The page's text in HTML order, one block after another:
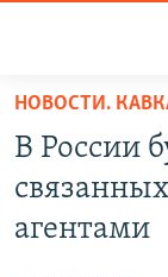
доступа
основному
НОВОСТИ.
В России
агентами